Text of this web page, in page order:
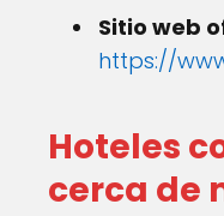
Sitio web
https://
Hoteles
cerca de